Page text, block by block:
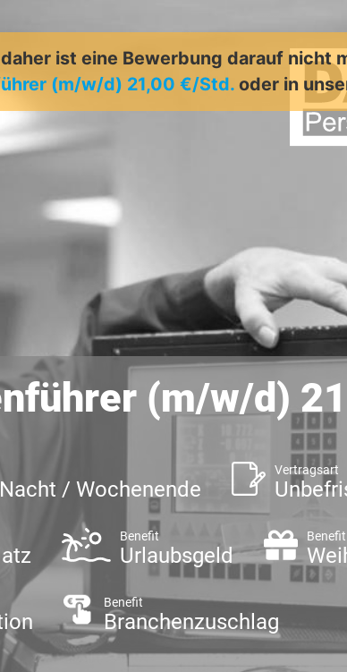
ist eine Bewerbung darauf nicht
(m/w/d) 21,00 €/Std. oder in
(m/w/d)
/ Wochenende
Vertragsart
Benefit
Urlaubsgeld
Benefit
Benefit
Branchenzuschlag